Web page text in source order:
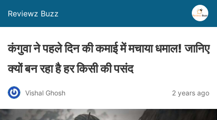
Reviewz Buzz
कंगुवा ने पहले दिन की कमाई में मचाया धमाल! जानिए
क्यों बन रहा है हर किसी की पसंद
Vishal Ghosh 2 years ago